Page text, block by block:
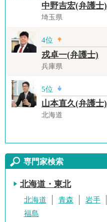
中野吉宏(弁護士)
埼玉県
4位
戎卓一(弁護士)
兵庫県
5位
山本直久(弁護士)
北海道
専門家検索
北海道・東北
北海道 青森 岩手
福島